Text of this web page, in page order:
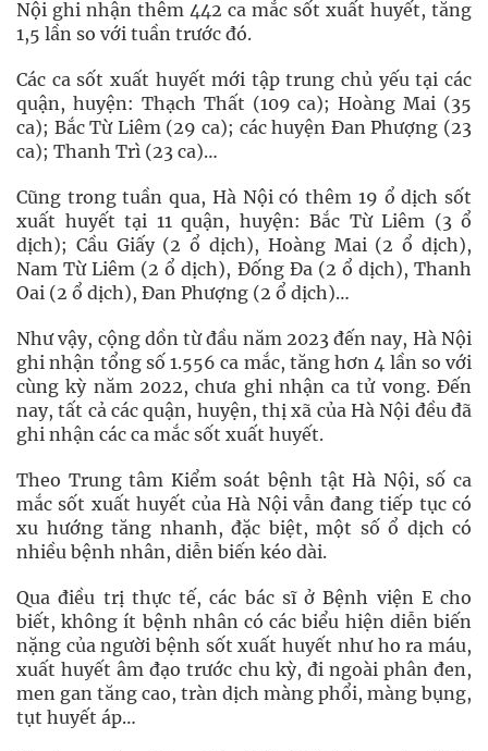
Nội ghi nhận thêm 442 ca mắc sốt xuất huyết, tăng
1,5 lần so với tuần trước đó.
Các ca sốt xuất huyết mới tập trung chủ yếu tại các
quận, huyện: Thạch Thất (109 ca); Hoàng Mai (35
ca); Bắc Từ Liêm (29 ca); các huyện Đan Phượng (23
ca); Thanh Trì (23 ca)…
Cũng trong tuần qua, Hà Nội có thêm 19 ổ dịch sốt
xuất huyết tại 11 quận, huyện: Bắc Từ Liêm (3 ổ
dịch); Cầu Giấy (2 ổ dịch), Hoàng Mai (2 ổ dịch),
Nam Từ Liêm (2 ổ dịch), Đống Đa (2 ổ dịch), Thanh
Oai (2 ổ dịch), Đan Phượng (2 ổ dịch)…
Như vậy, cộng dồn từ đầu năm 2023 đến nay, Hà Nội
ghi nhận tổng số 1.556 ca mắc, tăng hơn 4 lần so với
cùng kỳ năm 2022, chưa ghi nhận ca tử vong. Đến
nay, tất cả các quận, huyện, thị xã của Hà Nội đều đã
ghi nhận các ca mắc sốt xuất huyết.
Theo Trung tâm Kiểm soát bệnh tật Hà Nội, số ca
mắc sốt xuất huyết của Hà Nội vẫn đang tiếp tục có
xu hướng tăng nhanh, đặc biệt, một số ổ dịch có
nhiều bệnh nhân, diễn biến kéo dài.
Qua điều trị thực tế, các bác sĩ ở Bệnh viện E cho
biết, không ít bệnh nhân có các biểu hiện diễn biến
nặng của người bệnh sốt xuất huyết như ho ra máu,
xuất huyết âm đạo trước chu kỳ, đi ngoài phân đen,
men gan tăng cao, tràn dịch màng phổi, màng bụng,
tụt huyết áp…